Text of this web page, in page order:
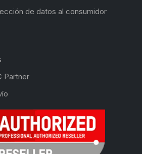
de datos al consumidor
Partner